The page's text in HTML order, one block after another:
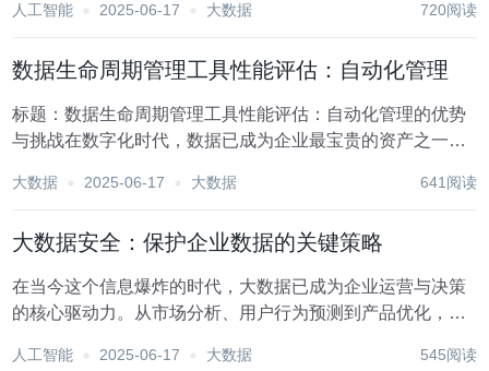
值的日益凸显，数据泄露的风险也随之加剧，给个人、企业
人工智能 2025-06-17 大数据 720阅读
数据生命周期管理工具性能评估：自动化管理
标题：数据生命周期管理工具性能评估：自动化管理的优势
与挑战在数字化时代，数据已成为企业最宝贵的资产之一。
据，确保其在整个生命周期内得到合理利用，成为企业面临
大数据 2025-06-17 大数据 641阅读
大数据安全：保护企业数据的关键策略
在当今这个信息爆炸的时代，大数据已成为企业运营与决策
的核心驱动力。从市场分析、用户行为预测到产品优化，大
率。然而，随着数据量的激增，大数据安全问题也日益凸
人工智能 2025-06-17 大数据 545阅读